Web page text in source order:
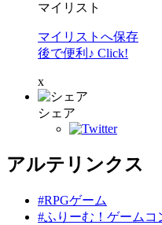
マイリスト
マイリストへ保存
後で便利♪ Click!
x
シェア
アルテリンクス
#RPGゲーム
#ふりーむ！ゲームコ